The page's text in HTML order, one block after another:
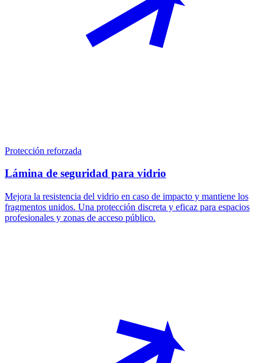
Protección reforzada
Lámina de seguridad para vidrio
Mejora la resistencia del vidrio en caso de impacto y mantiene los
fragmentos unidos. Una protección discreta y eficaz para espacios
profesionales y zonas de acceso público.